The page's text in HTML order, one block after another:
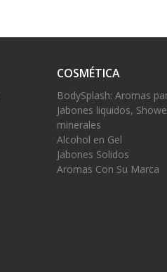
COSMÉTICA
BodySplash: Aromas
Jabones liquidos,
minerales
Alcohol en Gel
Jabones Solidos
Aromas Con Su Marca